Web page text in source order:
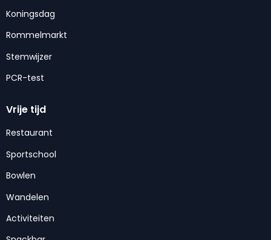
Koningsdag
Rommelmarkt
Stemwijzer
PCR-test
Vrije tijd
Restaurant
Sportschool
Bowlen
Wandelen
Activiteiten